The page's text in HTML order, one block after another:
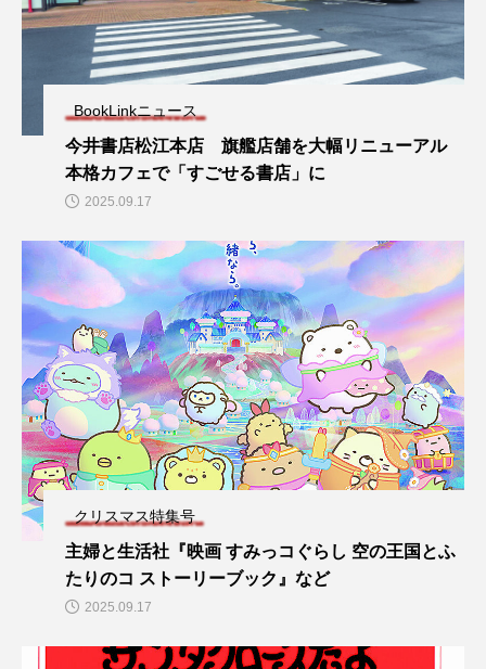
BookLinkニュース
今井書店松江本店 旗艦店舗を大幅リニューアル
本格カフェで「すごせる書店」に
2025.09.17
クリスマス特集号
主婦と生活社『映画 すみっコぐらし 空の王国とふ
たりのコ ストーリーブック』など
2025.09.17